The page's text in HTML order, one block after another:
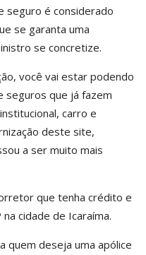
seguro é considerado
se garanta uma
se concretize.
você vai estar podendo
seguros que já fazem
carro e
deste site,
a ser muito mais
que tenha crédito e
cidade de Icaraíma.
quem deseja uma apólice